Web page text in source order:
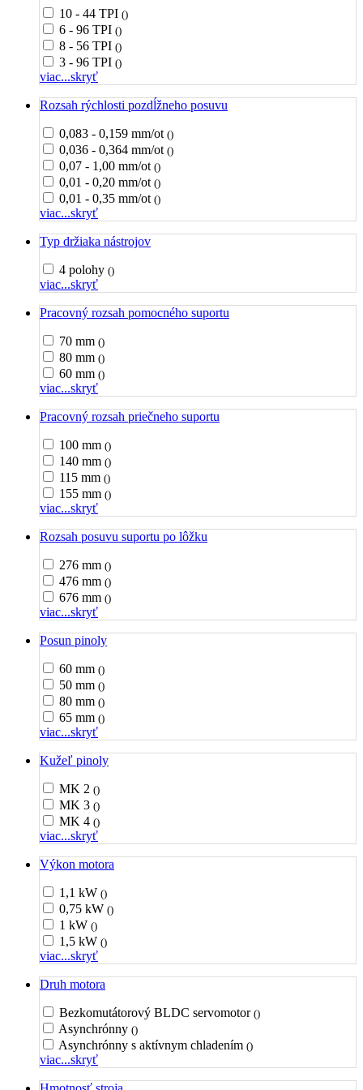
10 - 44 TPI ()
6 - 96 TPI ()
8 - 56 TPI ()
3 - 96 TPI ()
viac...skryť
Rozsah rýchlosti pozdĺžneho posuvu
0,083 - 0,159 mm/ot ()
0,036 - 0,364 mm/ot ()
0,07 - 1,00 mm/ot ()
0,01 - 0,20 mm/ot ()
0,01 - 0,35 mm/ot ()
viac...skryť
Typ držiaka nástrojov
4 polohy ()
viac...skryť
Pracovný rozsah pomocného suportu
70 mm ()
80 mm ()
60 mm ()
viac...skryť
Pracovný rozsah priečneho suportu
100 mm ()
140 mm ()
115 mm ()
155 mm ()
viac...skryť
Rozsah posuvu suportu po lôžku
276 mm ()
476 mm ()
676 mm ()
viac...skryť
Posun pinoly
60 mm ()
50 mm ()
80 mm ()
65 mm ()
viac...skryť
Kužeľ pinoly
MK 2 ()
MK 3 ()
MK 4 ()
viac...skryť
Výkon motora
1,1 kW ()
0,75 kW ()
1 kW ()
1,5 kW ()
viac...skryť
Druh motora
Bezkomutátorový BLDC servomotor ()
Asynchrónny ()
Asynchrónny s aktívnym chladením ()
viac...skryť